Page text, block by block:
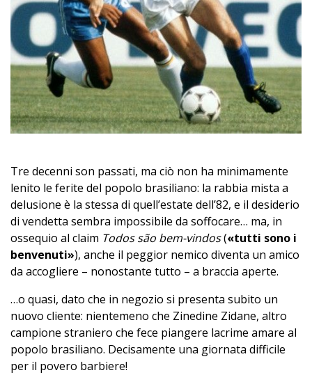
Tre decenni son passati, ma ciò non ha minimamente
lenito le ferite del popolo brasiliano: la rabbia mista a
delusione è la stessa di quell’estate dell’82, e il desiderio
di vendetta sembra impossibile da soffocare… ma, in
ossequio al claim Todos são bem-vindos(«tutti sono i
benvenuti»), anche il peggior nemico diventa un amico
da accogliere – nonostante tutto – a braccia aperte.
…o quasi, dato che in negozio si presenta subito un
nuovo cliente: nientemeno che Zinedine Zidane, altro
campione straniero che fece piangere lacrime amare al
popolo brasiliano. Decisamente una giornata difficile
per il povero barbiere!